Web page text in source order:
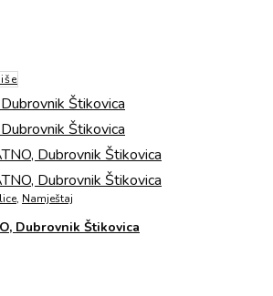
, Namještaj
Dubrovnik Štikovica